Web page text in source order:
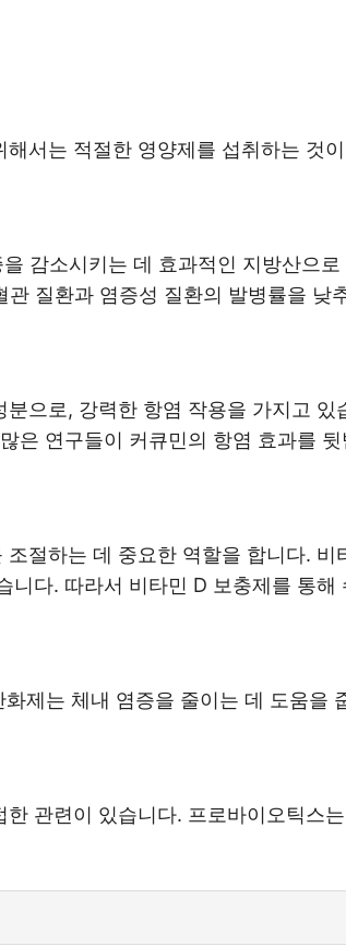
해서는 적절한 영양제를 섭취하는 것
감소시키는 데 효과적인 지방산으
질환과 염증성 질환의 발병률을 낮
분으로, 강력한 항염 작용을 가지고
은 연구들이 커큐민의 항염 효과를
조절하는 데 중요한 역할을 합니다.
니다. 따라서 비타민 D 보충제를 통
제는 체내 염증을 줄이는 데 도움
한 관련이 있습니다. 프로바이오틱스